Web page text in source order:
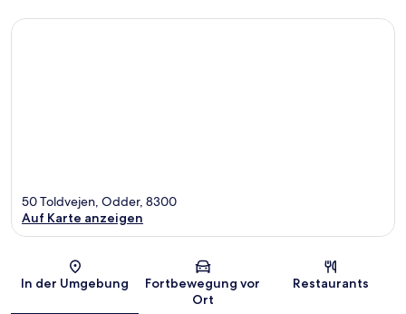
Karte
50 Toldvejen, Odder, 8300
Auf Karte anzeigen
In der Umgebung
Fortbewegung vor
Ort
Restaurants